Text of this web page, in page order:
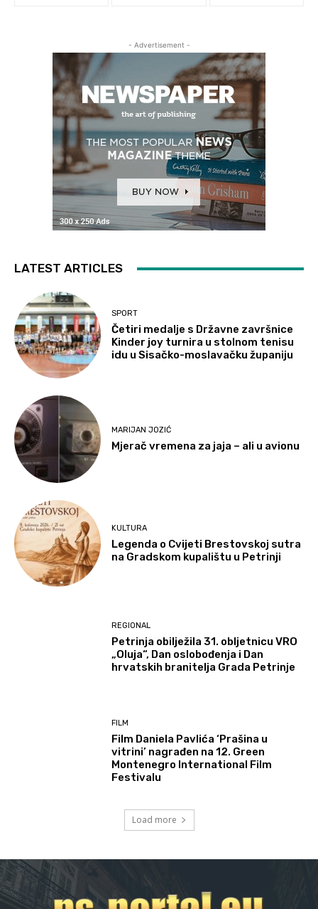
- Advertisement -
LATEST ARTICLES
SPORT
Četiri medalje s Državne završnice
Kinder joy turnira u stolnom tenisu
idu u Sisačko-moslavačku županiju
MARIJAN JOZIĆ
Mjerač vremena za jaja – ali u avionu
KULTURA
Legenda o Cvijeti Brestovskoj sutra
na Gradskom kupalištu u Petrinji
REGIONAL
Petrinja obilježila 31. obljetnicu VRO
„Oluja“, Dan oslobođenja i Dan
hrvatskih branitelja Grada Petrinje
FILM
Film Daniela Pavlića ‘Prašina u
vitrini’ nagrađen na 12. Green
Montenegro International Film
Festivalu
Load more